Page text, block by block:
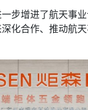
增进了航天事业
化合作、推动航